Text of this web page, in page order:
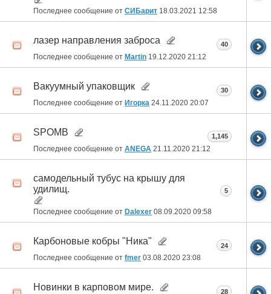
Последнее сообщение от СИБарит 18.03.2021 12:58
лазер направления заброса
Последнее сообщение от Martin 19.12.2020 21:12
40
Вакуумный упаковщик
Последнее сообщение от Игорка 24.11.2020 20:07
30
SPOMB
Последнее сообщение от ANEGA 21.11.2020 21:12
1,145
самодельный тубус на крышу для
удилищ.
Последнее сообщение от Dalexer 08.09.2020 09:58
5
Карбоновые кобры "Ника"
Последнее сообщение от fmer 03.08.2020 23:08
24
Новинки в карповом мире. 28